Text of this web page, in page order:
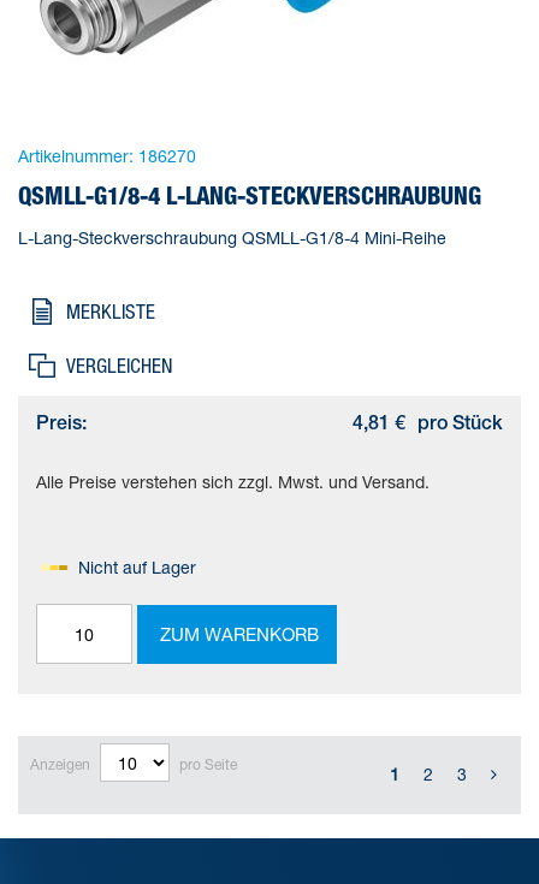
Artikelnummer: 186270
QSMLL-G1/8-4 L-LANG-STECKVERSCHRAUBUNG
L-Lang-Steckverschraubung QSMLL-G1/8-4 Mini-Reihe
MERKLISTE
VERGLEICHEN
Preis: 4,81 € pro Stück
Alle Preise verstehen sich zzgl. Mwst. und Versand.
Nicht auf Lager
ZUM WARENKORB
Anzeigen pro Seite 1 2 3